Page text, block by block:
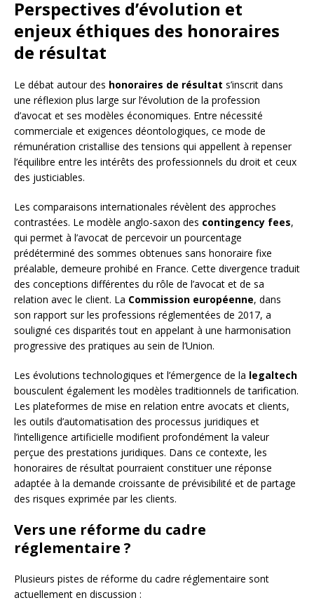
Perspectives d’évolution et
enjeux éthiques des honoraires
de résultat
Le débat autour des honoraires de résultat s’inscrit dans
une réflexion plus large sur l’évolution de la profession
d’avocat et ses modèles économiques. Entre nécessité
commerciale et exigences déontologiques, ce mode de
rémunération cristallise des tensions qui appellent à repenser
l’équilibre entre les intérêts des professionnels du droit et ceux
des justiciables.
Les comparaisons internationales révèlent des approches
contrastées. Le modèle anglo-saxon des contingency fees,
qui permet à l’avocat de percevoir un pourcentage
prédéterminé des sommes obtenues sans honoraire fixe
préalable, demeure prohibé en France. Cette divergence traduit
des conceptions différentes du rôle de l’avocat et de sa
relation avec le client. La Commission européenne, dans
son rapport sur les professions réglementées de 2017, a
souligné ces disparités tout en appelant à une harmonisation
progressive des pratiques au sein de l’Union.
Les évolutions technologiques et l’émergence de la legaltech
bousculent également les modèles traditionnels de tarification.
Les plateformes de mise en relation entre avocats et clients,
les outils d’automatisation des processus juridiques et
l’intelligence artificielle modifient profondément la valeur
perçue des prestations juridiques. Dans ce contexte, les
honoraires de résultat pourraient constituer une réponse
adaptée à la demande croissante de prévisibilité et de partage
des risques exprimée par les clients.
Vers une réforme du cadre
réglementaire ?
Plusieurs pistes de réforme du cadre réglementaire sont
actuellement en discussion :